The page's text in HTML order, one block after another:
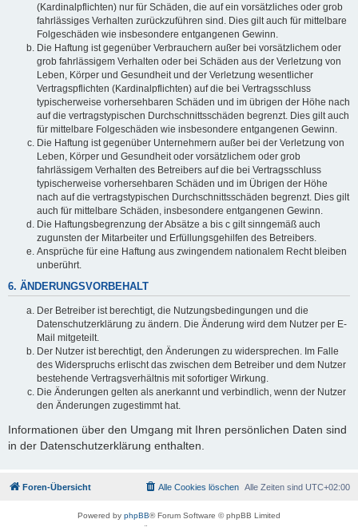
(Kardinalpflichten) nur für Schäden, die auf ein vorsätzliches oder grob
fahrlässiges Verhalten zurückzuführen sind. Dies gilt auch für mittelbare
Folgeschäden wie insbesondere entgangenen Gewinn.
Die Haftung ist gegenüber Verbrauchern außer bei vorsätzlichem oder
grob fahrlässigem Verhalten oder bei Schäden aus der Verletzung von
Leben, Körper und Gesundheit und der Verletzung wesentlicher
Vertragspflichten (Kardinalpflichten) auf die bei Vertragsschluss
typischerweise vorhersehbaren Schäden und im übrigen der Höhe nach
auf die vertragstypischen Durchschnittsschäden begrenzt. Dies gilt auch
für mittelbare Folgeschäden wie insbesondere entgangenen Gewinn.
Die Haftung ist gegenüber Unternehmern außer bei der Verletzung von
Leben, Körper und Gesundheit oder vorsätzlichem oder grob
fahrlässigem Verhalten des Betreibers auf die bei Vertragsschluss
typischerweise vorhersehbaren Schäden und im Übrigen der Höhe
nach auf die vertragstypischen Durchschnittsschäden begrenzt. Dies gilt
auch für mittelbare Schäden, insbesondere entgangenen Gewinn.
Die Haftungsbegrenzung der Absätze a bis c gilt sinngemäß auch
zugunsten der Mitarbeiter und Erfüllungsgehilfen des Betreibers.
Ansprüche für eine Haftung aus zwingendem nationalem Recht bleiben
unberührt.
6. ÄNDERUNGSVORBEHALT
Der Betreiber ist berechtigt, die Nutzungsbedingungen und die
Datenschutzerklärung zu ändern. Die Änderung wird dem Nutzer per E-
Mail mitgeteilt.
Der Nutzer ist berechtigt, den Änderungen zu widersprechen. Im Falle
des Widerspruchs erlischt das zwischen dem Betreiber und dem Nutzer
bestehende Vertragsverhältnis mit sofortiger Wirkung.
Die Änderungen gelten als anerkannt und verbindlich, wenn der Nutzer
den Änderungen zugestimmt hat.
Informationen über den Umgang mit Ihren persönlichen Daten sind
in der Datenschutzerklärung enthalten.
Foren-Übersicht Alle Zeiten sind UTC+02:00
Alle Cookies löschen
Powered by phpBB® Forum Software © phpBB Limited